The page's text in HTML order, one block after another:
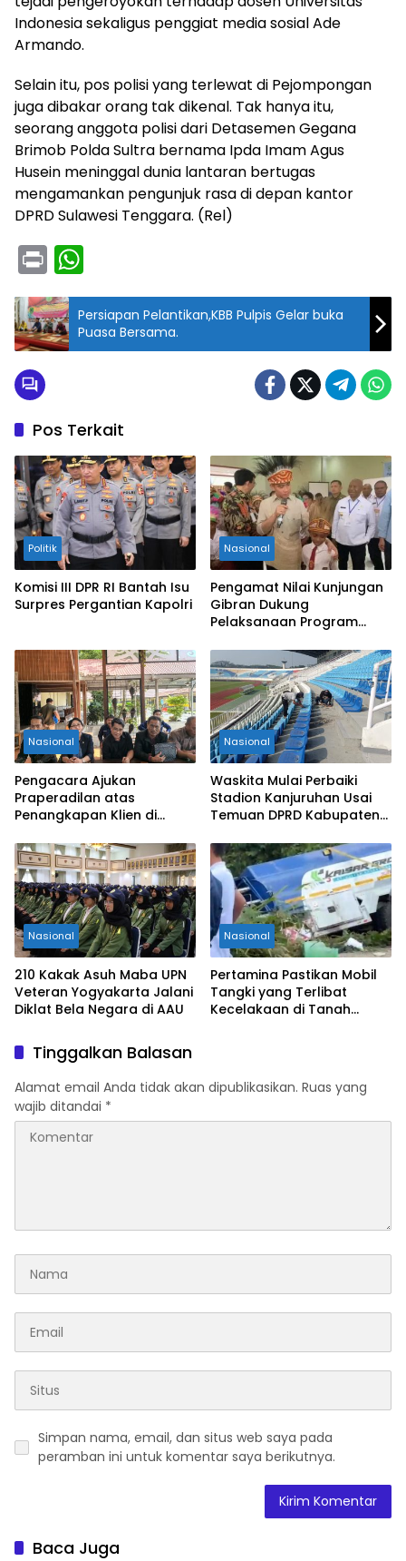
Indonesia sekaligus penggiat media sosial Ade
Armando.
Selain itu, pos polisi yang terlewat di Pejompongan
juga dibakar orang tak dikenal. Tak hanya itu,
seorang anggota polisi dari Detasemen Gegana
Brimob Polda Sultra bernama Ipda Imam Agus
Husein meninggal dunia lantaran bertugas
mengamankan pengunjuk rasa di depan kantor
DPRD Sulawesi Tenggara. (Rel)
Pr
in
t
h
a
ts
p
Persiapan Pelantikan,KBB Pulpis Gelar buka
Puasa Bersama.
Pos Terkait
Politik
Komisi III DPR RI Bantah Isu
Surpres Pergantian Kapolri
Nasional
Pengamat Nilai Kunjungan
Gibran Dukung
Pelaksanaan Program
Nasional
Pengacara Ajukan
Praperadilan atas
Penangkapan Klien di
Nasional
Waskita Mulai Perbaiki
Stadion Kanjuruhan Usai
Temuan DPRD Kabupaten
Nasional
210 Kakak Asuh Maba UPN
Veteran Yogyakarta Jalani
Diklat Bela Negara di AAU
Nasional
Pertamina Pastikan Mobil
Tangki yang Terlibat
Kecelakaan di Tanah
Tinggalkan Balasan
Alamat email Anda tidak akan dipublikasikan. Ruas yang
wajib ditandai *
Simpan nama, email, dan situs web saya pada
peramban ini untuk komentar saya berikutnya.
Baca Juga